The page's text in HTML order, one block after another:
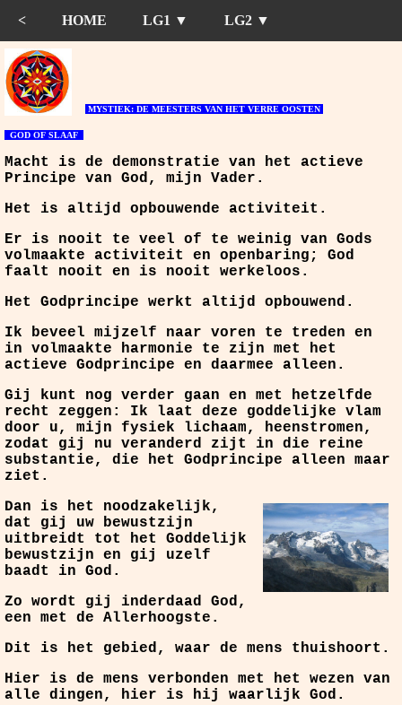
< HOME LG1 ▼ LG2 ▼
MYSTIEK: DE MEESTERS VAN HET VERRE OOSTEN
GOD OF SLAAF
Macht is de demonstratie van het actieve
Principe van God, mijn Vader.
Het is altijd opbouwende activiteit.
Er is nooit te veel of te weinig van Gods
volmaakte activiteit en openbaring; God
faalt nooit en is nooit werkeloos.
Het Godprincipe werkt altijd opbouwend.
Ik beveel mijzelf naar voren te treden en
in volmaakte harmonie te zijn met het
actieve Godprincipe en daarmee alleen.
Gij kunt nog verder gaan en met hetzelfde
recht zeggen: Ik laat deze goddelijke vlam
door u, mijn fysiek lichaam, heenstromen,
zodat gij nu veranderd zijt in die reine
substantie, die het Godprincipe alleen maar
ziet.
Dan is het noodzakelijk,
dat gij uw bewustzijn
uitbreidt tot het Goddelijk
bewustzijn en gij uzelf
baadt in God.
Zo wordt gij inderdaad God,
een met de Allerhoogste.
Dit is het gebied, waar de mens thuishoort.
Hier is de mens verbonden met het wezen van
alle dingen, hier is hij waarlijk God.